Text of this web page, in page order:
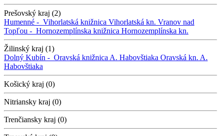
Prešovský kraj (2)
Humenné - Vihorlatská knižnica Vihorlatská kn. Vranov nad
Topľou - Hornozemplínska knižnica Hornozemplínska kn.
Žilinský kraj (1)
Dolný Kubín - Oravská knižnica A. Habovštiaka Oravská kn. A.
Habovštiaka
Košický kraj (0)
Nitriansky kraj (0)
Trenčiansky kraj (0)